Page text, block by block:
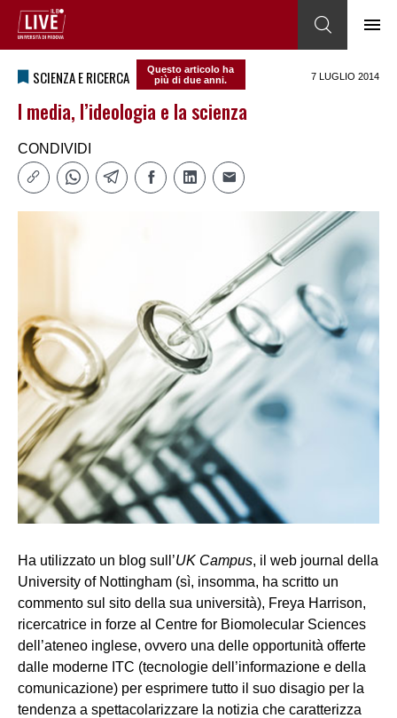
SCIENZA E RICERCA
Questo articolo ha
più di due anni.
7 LUGLIO 2014
I media, l’ideologia e la scienza
CONDIVIDI
Ha utilizzato un blog sull’UK Campus, il web journal della
University of Nottingham (sì, insomma, ha scritto un
commento sul sito della sua università), Freya Harrison,
ricercatrice in forze al Centre for Biomolecular Sciences
dell’ateneo inglese, ovvero una delle opportunità offerte
dalle moderne ITC (tecnologie dell’informazione e della
comunicazione) per esprimere tutto il suo disagio per la
tendenza a spettacolarizzare la notizia che caratterizza